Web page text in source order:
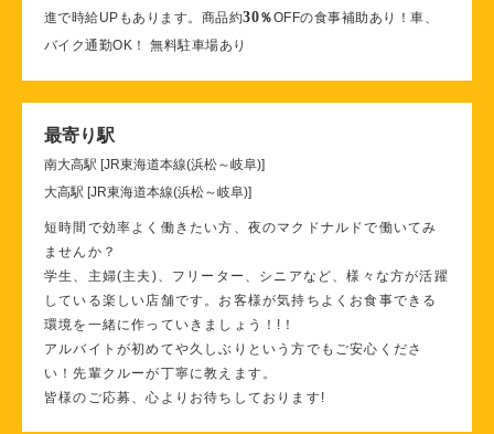
進で時給UPもあります。商品約30％OFFの食事補助あり！車、
バイク通勤OK！ 無料駐車場あり
最寄り駅
南大高駅 [JR東海道本線(浜松～岐阜)]
大高駅 [JR東海道本線(浜松～岐阜)]
短時間で効率よく働きたい方、夜のマクドナルドで働いてみ
ませんか？
学生、主婦(主夫)、フリーター、シニアなど、様々な方が活躍
している楽しい店舗です。お客様が気持ちよくお食事できる
環境を一緒に作っていきましょう！!！
アルバイトが初めてや久しぶりという方でもご安心くださ
い！先輩クルーが丁寧に教えます。
皆様のご応募、心よりお待ちしております!